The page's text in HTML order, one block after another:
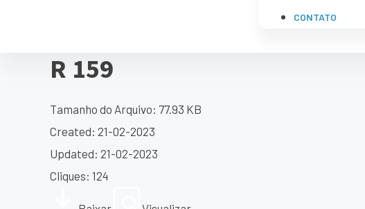
CONTATO
R 159
Tamanho do Arquivo: 77.93 KB
Created: 21-02-2023
Updated: 21-02-2023
Cliques: 124